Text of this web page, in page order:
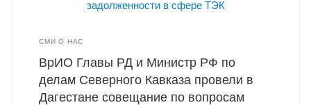
СМИ О НАС
ВрИО Главы РД и Министр РФ по
делам Северного Кавказа провели в
Дагестане совещание по вопросам